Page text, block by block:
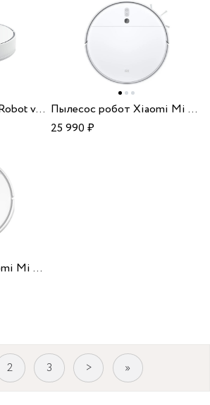
Робот-пылесос 360 Robot vacuum cleaner S9
Пылесос робот Xiaomi Mi Robot Vacuum-Mop 2 RU BHR5958RU
25 990₽
Пылесос робот Xiaomi Mi Robot Vacuum-Mop 2 Pro BHR5044EU white
2 3 > »